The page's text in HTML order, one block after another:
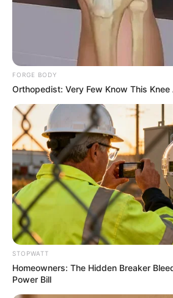
Stop Waiting In Line: The 87¢
Actually "Self-Serve" In Aisle 7
FRIDAY PLANS
FORGE BODY
Orthopedist: Very Few Know This
STOPWATT
Homeowners: The Hidden Breaker
Power Bill